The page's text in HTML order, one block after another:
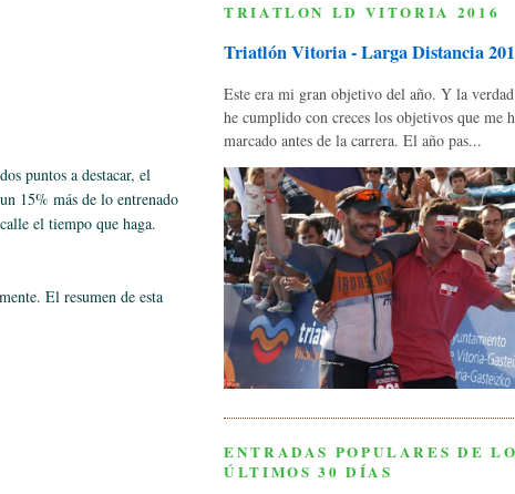
puntos a destacar, el
15% más de lo entrenado
el tiempo que haga.
El resumen de esta
TRIATLON LD VITORIA 2016
Triatlón Vitoria - Larga Distancia
Este era mi gran objetivo del año. Y la
he cumplido con creces los objetivos que me
marcado antes de la carrera. El año pas...
ENTRADAS POPULARES DE
ÚLTIMOS 30 DÍAS